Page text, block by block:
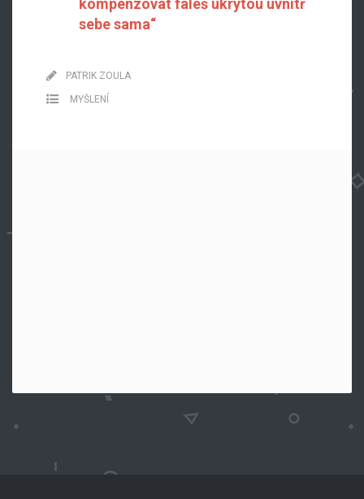
kompenzovat faleš ukrytou uvnitř
sebe sama“
PATRIK ZOULA
MYŠLENÍ